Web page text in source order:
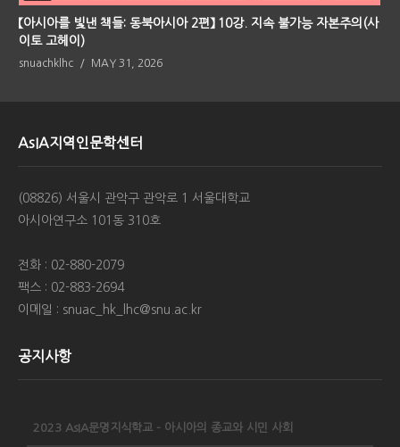
【아시아를 빛낸 책들: 동북아시아 2편】 10강. 지속 불가능 자본주의(사
이토 고헤이)
snuachklhc MAY 31, 2026
AsIA지역인문학센터
(08826) 서울시 관악구 관악로 1 서울대학교
아시아연구소 101동 310호
전화 : 02-880-2079
팩스 : 02-883-2694
이메일 : snuac_hk_lhc@snu.ac.kr
공지사항
2023 AsIA문명지식학교 - 아시아의 종교와 시민 사회